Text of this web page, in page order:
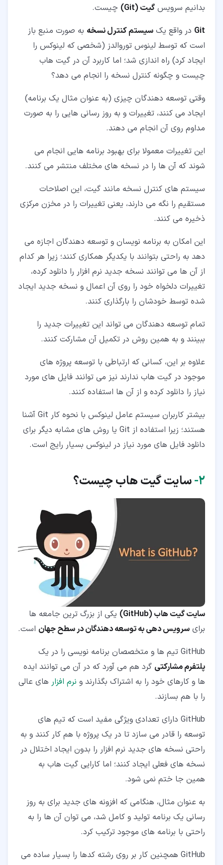
بدانیم سرویس گیت (Git)
چیست.
Git در واقع یک سیستم کنترل نسخه به صورت منبع باز
است که توسط لینوس توروالدز (شخصی که لینوکس را
ایجاد کرد) راه اندازی شد؛ اما کاربرد آن در گیت هاب
چیست و چگونه کنترل نسخه را انجام می دهد؟
وقتی توسعه دهندگان چیزی (به عنوان مثال یک برنامه)
ایجاد می کنند، تغییرات و به روز رسانی هایی را به صورت
مداوم روی آن انجام می دهند.
این تغییرات معمولا برای بهبود برنامه هایی انجام می
شوند که آن ها را در نسخه های مختلف منتشر می کنند.
سیستم های کنترل نسخه مانند گیت، این اصلاحات
مستقیم را نگه می دارند، یعنی تغییرات را در مخزن مرکزی
ذخیره می کنند.
این امکان به برنامه نویسان و توسعه دهندگان اجازه می
دهد به راحتی بتوانند با یکدیگر همکاری کنند؛ زیرا هر کدام
از آن ها می توانند نسخه جدید نرم افزار را دانلود کرده،
تغییرات دلخواه خود را روی آن اعمال و نسخه جدید ایجاد
شده توسط خودشان را بارگذاری کنند.
تمام توسعه دهندگان می تواند این تغییرات جدید را
ببینند و به همین روش در تکمیل آن مشارکت کنند.
علاوه بر این، کسانی که ارتباطی با توسعه پروژه های
موجود در گیت هاب ندارند نیز می توانند فایل های مورد
نیاز را دانلود کرده و از آن ها استفاده کنند.
بیشتر کاربران سیستم عامل لینوکس با نحوه کار Git آشنا
هستند؛ زیرا استفاده از Git یا روش های مشابه دیگر برای
دانلود فایل های مورد نیاز در لینوکس بسیار رایج است.
۲‏- سایت گیت هاب چیست؟
سایت گیت هاب (GitHub)
یکی از بزرگ ترین جامعه ها
برای سرویس دهی به توسعه دهندگان در سطح جهان است.
GitHub تیم ها و متخصصان برنامه نویسی را در یک
پلتفرم مشارکتی گرد هم می آورد که در آن می توانند ایده
ها و کارهای خود را به اشتراک بگذارند و نرم افزار های عالی
را با هم بسازند.
GitHub دارای تعدادی ویژگی مفید است که تیم های
توسعه را قادر می سازد تا در یک پروژه با هم کار کنند و به
راحتی نسخه های جدید نرم افزار را بدون ایجاد اختلال در
نسخه های فعلی ایجاد کنند؛ اما کارایی گیت هاب به
همین جا ختم نمی شود.
به عنوان مثال، هنگامی که افزونه های جدید برای به روز
رسانی یک برنامه تولید و کامل شد، می توان آن ها را به
راحتی با برنامه های موجود ترکیب کرد.
GitHub همچنین کار بر روی رشته کدها را بسیار ساده می